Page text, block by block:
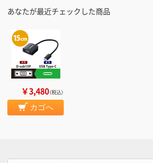
あなたが最近チェックした商品
￥3,480（税込）
カゴへ